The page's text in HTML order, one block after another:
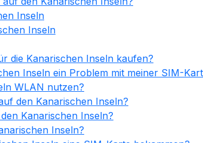
Inseln
Inseln
die Kanarischen Inseln kaufen?
Inseln ein Problem mit meiner SIM-
WLAN nutzen?
den Kanarischen Inseln?
Kanarischen Inseln?
Inseln?